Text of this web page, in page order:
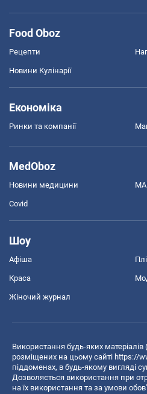
Food Oboz
Рецепти
Новини Кулінарії
Економіка
Ринки та компанії
MedOboz
Новини медицини
Covid
Шоу
Афіша
Краса
Жіночий журнал
Використання будь-яких матеріалів
розміщених на цьому сайті https://
піддоменах, в будь-якому вигляді
Дозволяється використання при
на їх використання та за умови